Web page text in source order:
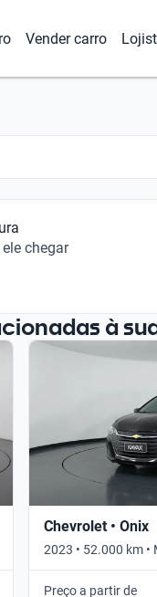
Vender carro
chegar
à
Chevrolet • Onix
2023 • 52.000 km •
Preço a partir de